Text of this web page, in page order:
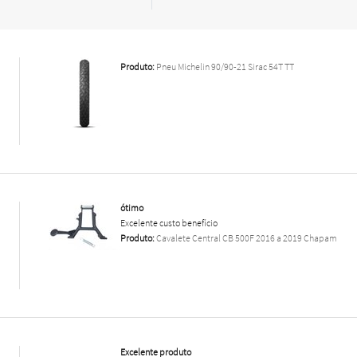
Produto:Pneu Michelin 90/90-21 Sirac 54T TT
ótimo
Excelente custo benefício
Produto:Cavalete Central CB 500F 2016 a 2019 Chapam
Excelente produto